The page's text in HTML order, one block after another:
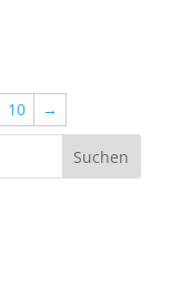
10 →
Suchen